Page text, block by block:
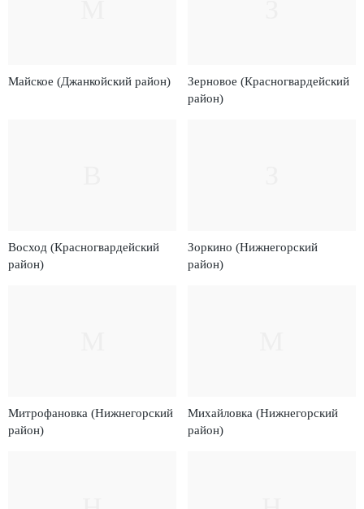
Майское (Джанкойский район)
Зерновое (Красногвардейский
район)
Восход (Красногвардейский
район)
Зоркино (Нижнегорский
район)
Митрофановка (Нижнегорский
район)
Михайловка (Нижнегорский
район)